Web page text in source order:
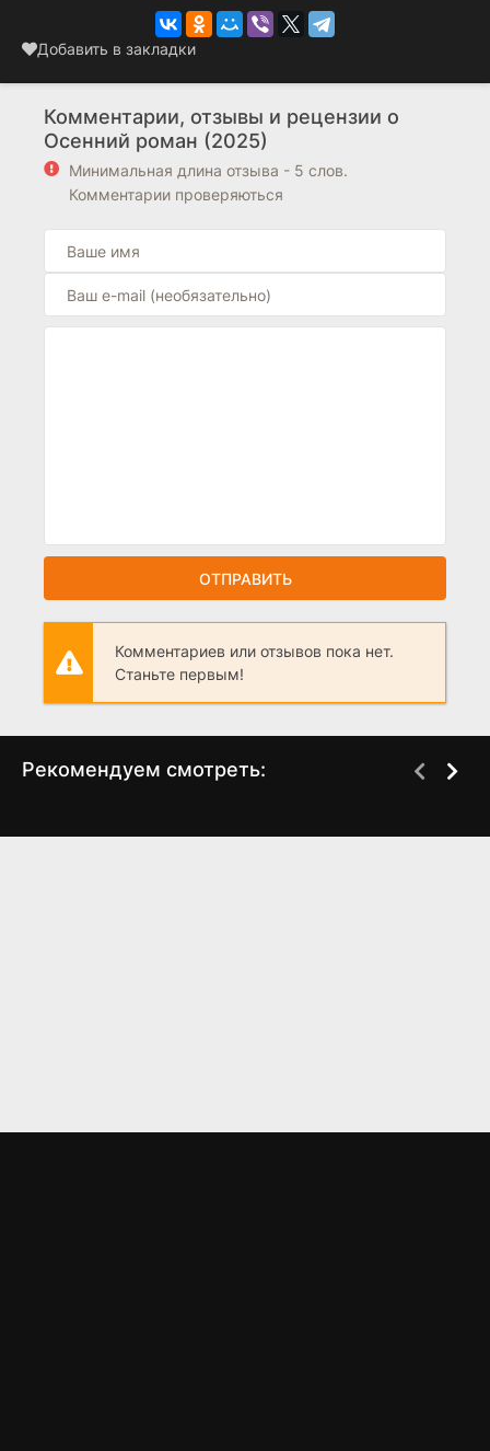
Добавить в закладки
Комментарии, отзывы и рецензии о
Осенний роман (2025)
Минимальная длина отзыва - 5 слов.
Комментарии проверяються
ОТПРАВИТЬ
Комментариев или отзывов пока нет.
Станьте первым!
Рекомендуем смотреть: